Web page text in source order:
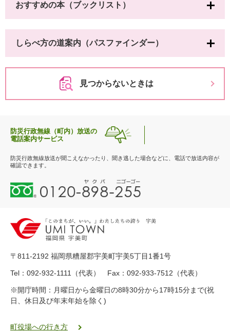
おすすめの本（ブックリスト）
しらべ方の道案内（パスファインダー）
見つからないときは
防災行政無線（町内）放送の
電話案内サービス
防災行政無線放送が聞こえなかったり、聞き逃した場合などに、電話で放送内容が
確認できます。
0
1
-
8
-
5
5
ク
〒811-2192 福岡県糟屋郡宇美町宇美5丁目1番1号
Tel：092-932-1111（代表） Fax：092-933-7512（代表）
※開庁時間：月曜日から金曜日の8時30分から17時15分まで(祝
日、休日及び年末年始を除く)
町役場への行き方